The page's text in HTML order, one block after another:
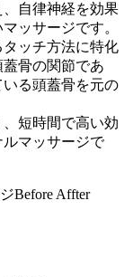
自律神経を効果
ッサージです。
ッチ方法に特化
骨の関節であ
る頭蓋骨を元の
短時間で高い効
マッサージで